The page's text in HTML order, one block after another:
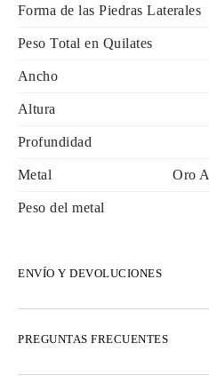
Forma de las Piedras Laterales
Peso Total en Quilates
Ancho
Altura
Profundidad
Metal Oro
Peso del metal
ENVÍO Y DEVOLUCIONES
Opciones de entrega exprés
PREGUNTAS FRECUENTES